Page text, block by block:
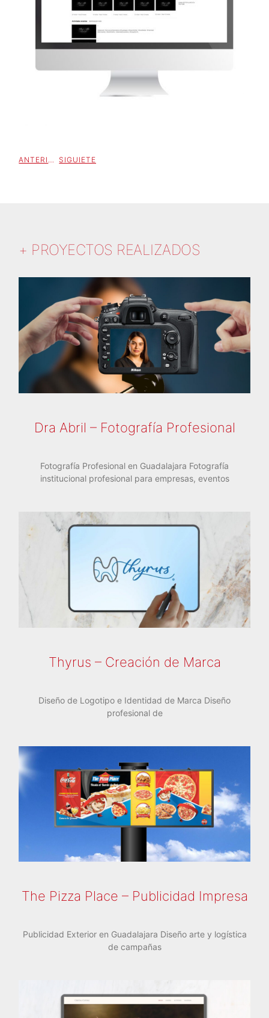
ANTERIOR SIGUIETE
+ PROYECTOS REALIZADOS
Dra Abril – Fotografía Profesional
Fotografía Profesional en Guadalajara Fotografía
institucional profesional para empresas, eventos
Thyrus – Creación de Marca
Diseño de Logotipo e Identidad de Marca Diseño
profesional de
The Pizza Place – Publicidad Impresa
Publicidad Exterior en Guadalajara Diseño arte y logística
de campañas